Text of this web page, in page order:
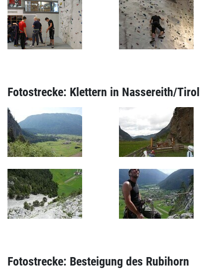
Fotostrecke: Klettern in Nassereith/Tirol
Fotostrecke: Besteigung des Rubihorn